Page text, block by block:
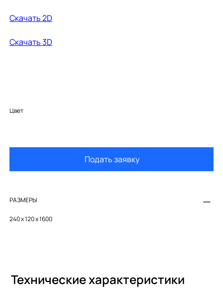
Скачать 2D
Скачать 3D
Цвет
Подать заявку
РАЗМЕРЫ
240 х 120 х 1600
Технические характеристики